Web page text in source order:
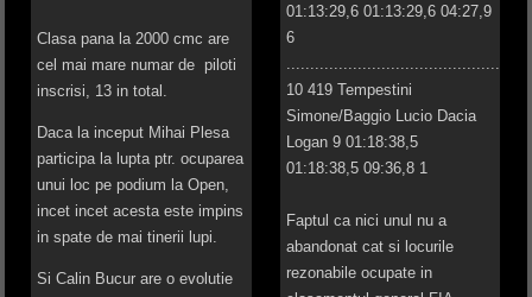
Clasa pana la 2000 cmc are
cel mai mare numar de piloti
inscrisi, 13 in total.
Daca la inceput Mihai Plesa
participa la lupta ptr. ocuparea
unui loc pe podium la Open,
incet incet acesta este impins
in spate de mai tinerii lupi.
Si Calin Bucur are o evolutie
01:13:29,6 01:13:29,6 04:27,9
6
10 419 Tempestini
Simone/Baggio Lucio Dacia
Logan 9 01:18:38,5
01:18:38,5 09:36,8 1
Faptul ca nici unul nu a
abandonat cat si locurile
rezonabile ocupate in